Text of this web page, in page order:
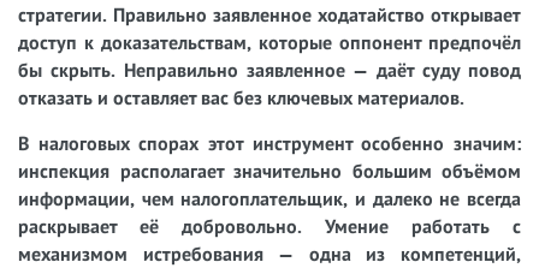
стратегии. Правильно заявленное ходатайство открывает
доступ к доказательствам, которые оппонент предпочёл
бы скрыть. Неправильно заявленное — даёт суду повод
отказать и оставляет вас без ключевых материалов.
В налоговых спорах этот инструмент особенно значим:
инспекция располагает значительно большим объёмом
информации, чем налогоплательщик, и далеко не всегда
раскрывает её добровольно. Умение работать с
механизмом истребования — одна из компетенций,